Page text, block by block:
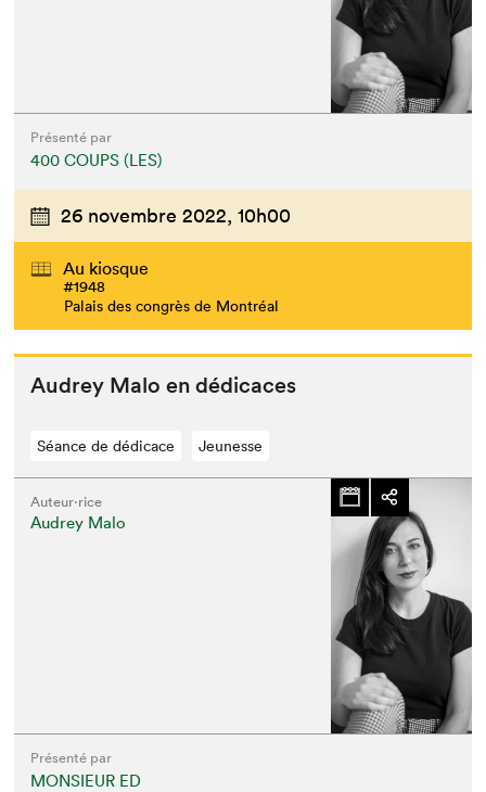
Présenté par
400 COUPS (LES)
26 novembre 2022, 10h00
Au kiosque
#1948
Palais des congrès de Montréal
Audrey Malo en dédicaces
Séance de dédicace Jeunesse
Auteur·rice
Audrey Malo
Présenté par
MONSIEUR ED